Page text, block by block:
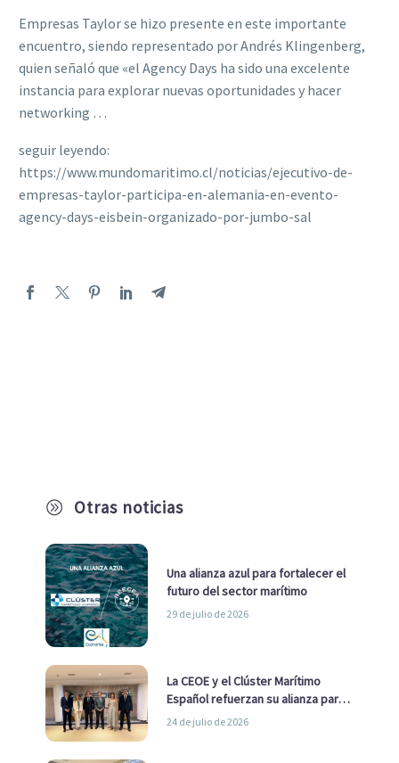
A Otras noticias
Una alianza azul para fortalecer el
futuro del sector marítimo
29 de julio de 2026
La CEOE y el Clúster Marítimo
Español refuerzan su alianza para
impulsar una estrategia Nacional
24 de julio de 2026
Empresas Taylor se hizo presente en este importante
encuentro, siendo representado por Andrés Klingenberg,
quien señaló que «el Agency Days ha sido una excelente
instancia para explorar nuevas oportunidades y hacer
networking …
seguir leyendo:
https://www.mundomaritimo.cl/noticias/ejecutivo-de-
empresas-taylor-participa-en-alemania-en-evento-
agency-days-eisbein-organizado-por-jumbo-sal